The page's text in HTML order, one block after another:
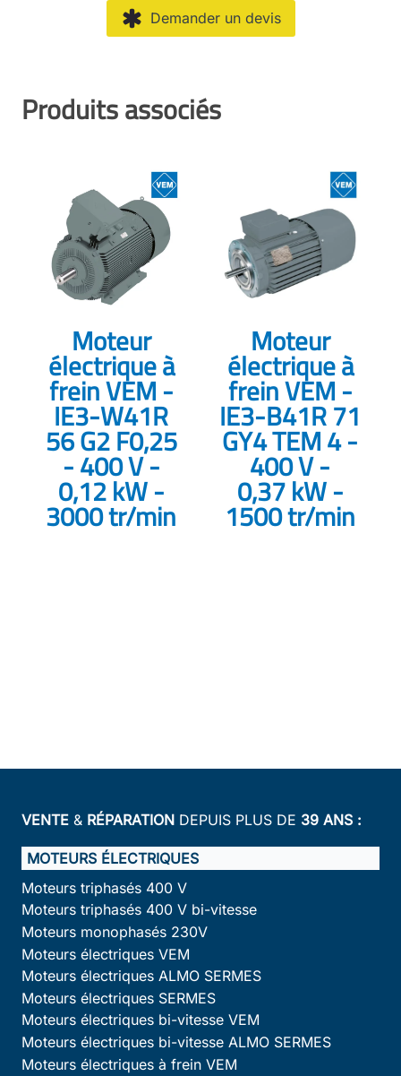
Demander un devis
Produits associés
Moteur
électrique à
frein VEM -
IE3-W41R
56 G2 F0,25
- 400 V -
0,12 kW -
3000 tr/min
Moteur
électrique à
frein VEM -
IE3-B41R 71
GY4 TEM 4 -
400 V -
0,37 kW -
1500 tr/min
VENTE & RÉPARATION DEPUIS PLUS DE 39 ANS :
MOTEURS ÉLECTRIQUES
Moteurs triphasés 400 V
Moteurs triphasés 400 V bi-vitesse
Moteurs monophasés 230V
Moteurs électriques VEM
Moteurs électriques ALMO SERMES
Moteurs électriques SERMES
Moteurs électriques bi-vitesse VEM
Moteurs électriques bi-vitesse ALMO SERMES
Moteurs électriques à frein VEM